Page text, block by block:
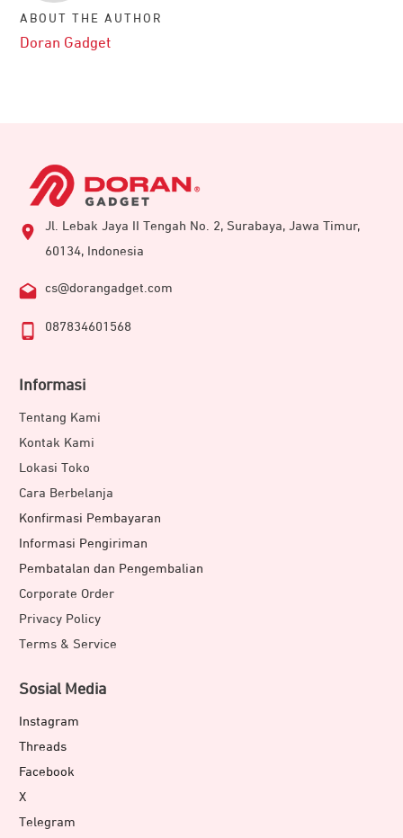
ABOUT THE AUTHOR
Doran Gadget
Jl. Lebak Jaya II Tengah No. 2, Surabaya, Jawa Timur,
60134, Indonesia
cs@dorangadget.com
087834601568
Informasi
Tentang Kami
Kontak Kami
Lokasi Toko
Cara Berbelanja
Konfirmasi Pembayaran
Informasi Pengiriman
Pembatalan dan Pengembalian
Corporate Order
Privacy Policy
Terms & Service
Sosial Media
Instagram
Threads
Facebook
X
Telegram